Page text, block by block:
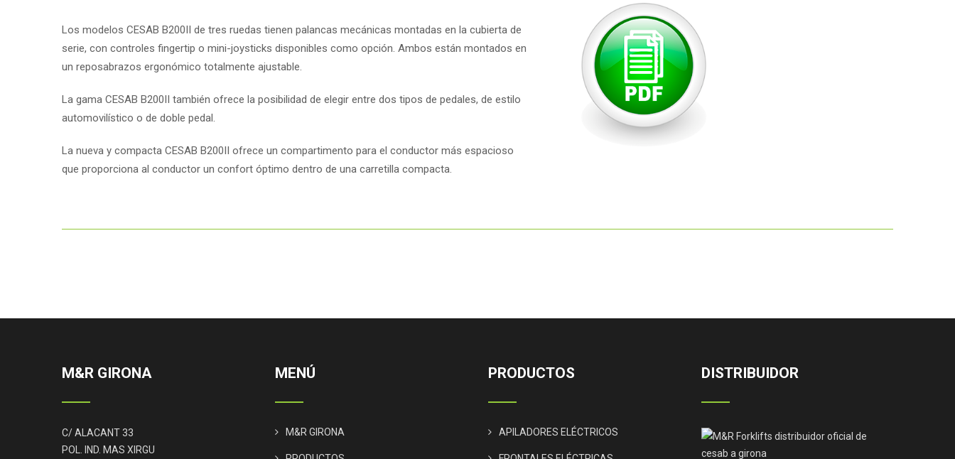
Los modelos CESAB B200II de tres ruedas tienen palancas mecánicas montadas en la cubierta de
serie, con controles fingertip o mini-joysticks disponibles como opción. Ambos están montados en
un reposabrazos ergonómico totalmente ajustable.
La gama CESAB B200II también ofrece la posibilidad de elegir entre dos tipos de pedales, de estilo
automovilístico o de doble pedal.
La nueva y compacta CESAB B200II ofrece un compartimento para el conductor más espacioso
que proporciona al conductor un confort óptimo dentro de una carretilla compacta.
M&R GIRONA
C/ ALACANT 33
POL. IND. MAS XIRGU
MENÚ
M&R GIRONA
PRODUCTOS
APILADORES ELÉCTRICOS
DISTRIBUIDOR